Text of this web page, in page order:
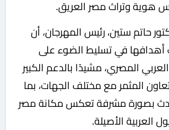
هوية وتراث مصر العريق.
حاتم ستين، رئيس المهرجان، أن
في تسليط الضوء على
المصري، مشيدًا بالدعم الكبير
المثمر مع مختلف الجهات، بما
بصورة مشرفة تعكس مكانة مصر
العربية الأصيلة.